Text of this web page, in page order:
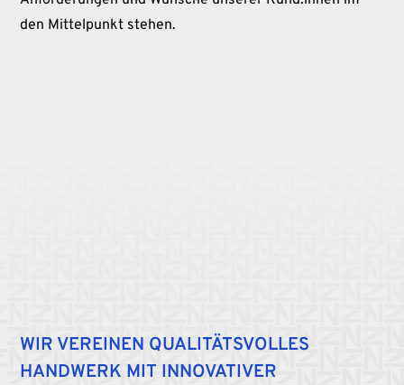
den Mittelpunkt stehen.
WIR VEREINEN QUALITÄTSVOLLES
HANDWERK MIT INNOVATIVER